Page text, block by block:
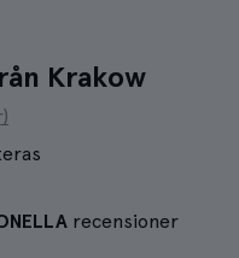
Krakow
recensioner